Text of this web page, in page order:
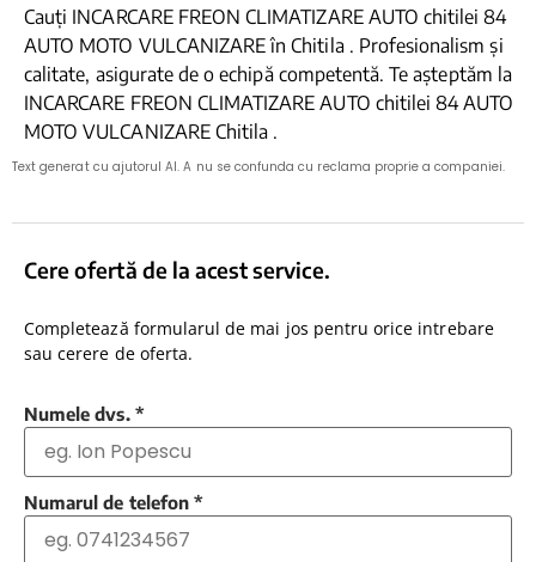
Cauți INCARCARE FREON CLIMATIZARE AUTO chitilei 84
AUTO MOTO VULCANIZARE în Chitila . Profesionalism și
calitate, asigurate de o echipă competentă. Te așteptăm la
INCARCARE FREON CLIMATIZARE AUTO chitilei 84 AUTO
MOTO VULCANIZARE Chitila .
Text generat cu ajutorul AI. A nu se confunda cu reclama proprie a companiei.
Cere ofertă de la acest service.
Completează formularul de mai jos pentru orice intrebare
sau cerere de oferta.
Numele dvs. *
Numarul de telefon *